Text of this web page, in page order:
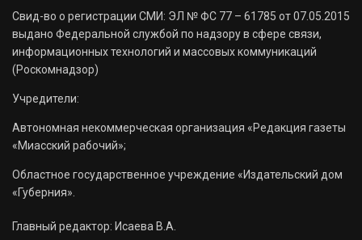
Свид-во о регистрации СМИ: ЭЛ № ФС 77 – 61785 от 07.05.2015
выдано Федеральной службой по надзору в сфере связи,
информационных технологий и массовых коммуникаций
(Роскомнадзор)
Учредители:
Автономная некоммерческая организация «Редакция газеты
«Миасский рабочий»;
Областное государственное учреждение «Издательский дом
«Губерния».
Главный редактор: Исаева В.А.